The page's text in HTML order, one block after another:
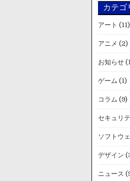
カテゴ
アート (11)
アニメ (2)
お知らせ
ゲーム (1)
コラム (9)
セキュリ
ソフトウ
デザイン
ニュース